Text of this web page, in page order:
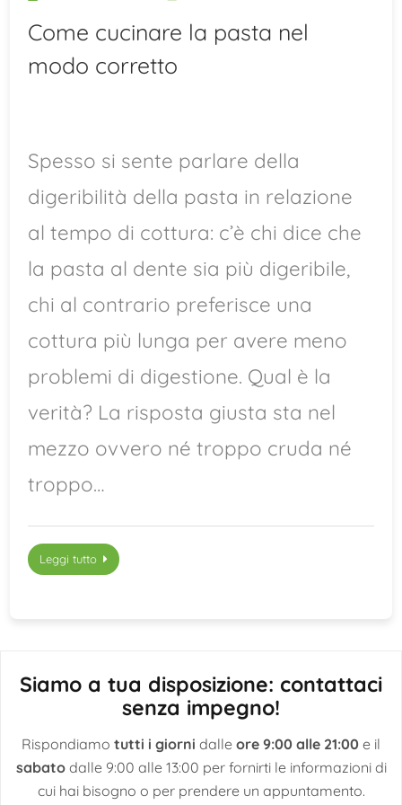
Come cucinare la pasta nel
modo corretto
Spesso si sente parlare della
digeribilità della pasta in relazione
al tempo di cottura: c’è chi dice che
la pasta al dente sia più digeribile,
chi al contrario preferisce una
cottura più lunga per avere meno
problemi di digestione. Qual è la
verità? La risposta giusta sta nel
mezzo ovvero né troppo cruda né
troppo…
Leggi tutto
Siamo a tua disposizione: contattaci
senza impegno!
Rispondiamo tutti i giorni dalle ore 9:00 alle 21:00 e il
sabatodalle 9:00 alle 13:00 per fornirti le informazioni di
cui hai bisogno o per prendere un appuntamento.